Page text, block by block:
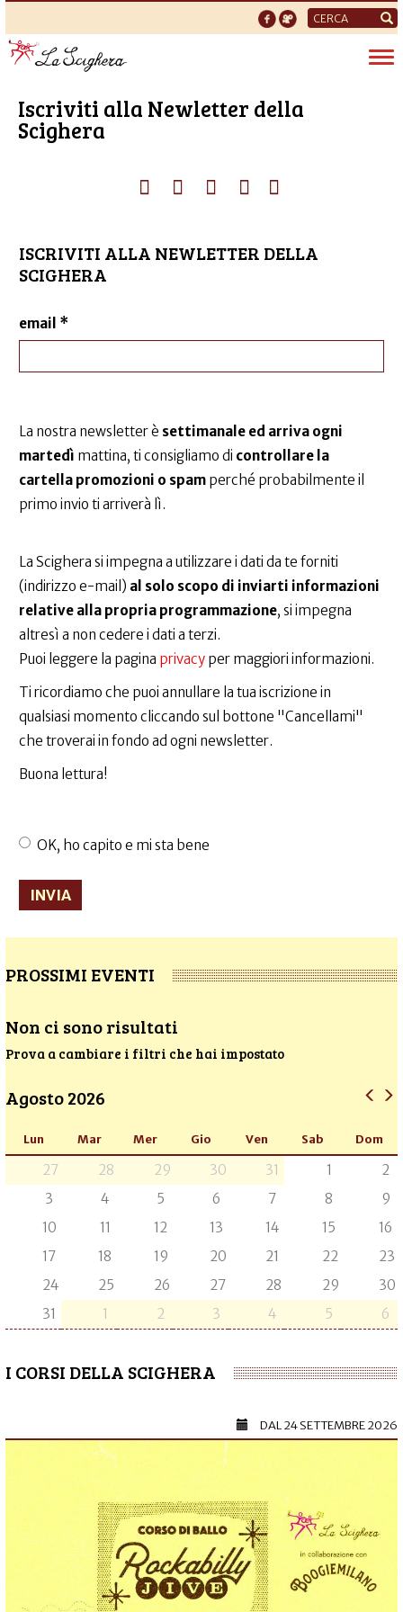
Form
di
ricerca
Iscriviti alla Newletter della
Scighera
ISCRIVITI ALLA NEWLETTER DELLA
SCIGHERA
email *
La nostra newsletter è settimanale ed arriva ogni
martedì mattina, ti consigliamo di controllare la
cartella promozioni o spam perché probabilmente il
primo invio ti arriverà lì.
La Scighera si impegna a utilizzare i dati da te forniti
(indirizzo e-mail) al solo scopo di inviarti informazioni
relative alla propria programmazione, si impegna
altresì a non cedere i dati a terzi.
Puoi leggere la pagina privacy per maggiori informazioni.
Ti ricordiamo che puoi annullare la tua iscrizione in
qualsiasi momento cliccando sul bottone "Cancellami"
che troverai in fondo ad ogni newsletter.
Buona lettura!
OK, ho capito e mi sta bene
trattamento
*
INVIA
PROSSIMI EVENTI
Non ci sono risultati
Prova a cambiare i filtri che hai impostato
Agosto 2026
Lun Mar Mer Gio Ven Sab Dom
27 28 29 30 31 1
2
3
4 5 6 7 8
9
10
11 12 13 14 15
16
17
18 19 20 21 22
23
24
25 26 27 28 29
30
31
1 2 3 4 5 6
I CORSI DELLA SCIGHERA
DAL24 SETTEMBRE 2026